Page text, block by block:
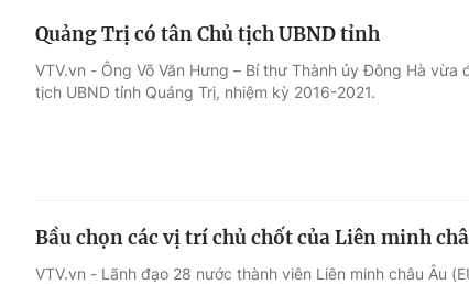
Quảng Trị có tân Chủ tịch UBND tỉnh
VTV.vn - Ông Võ Văn Hưng – Bí thư Thành ủy Đông Hà
tịch UBND tỉnh Quảng Trị, nhiệm kỳ 2016-2021.
Bầu chọn các vị trí chủ chốt của Liên minh
VTV.vn - Lãnh đạo 28 nước thành viên Liên minh châu Âu